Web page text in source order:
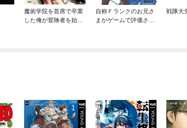
魔術学院を首席で卒業
した俺が冒険者を始め
自称Ｆランクのお兄さ
まがゲームで評価され
戦隊大